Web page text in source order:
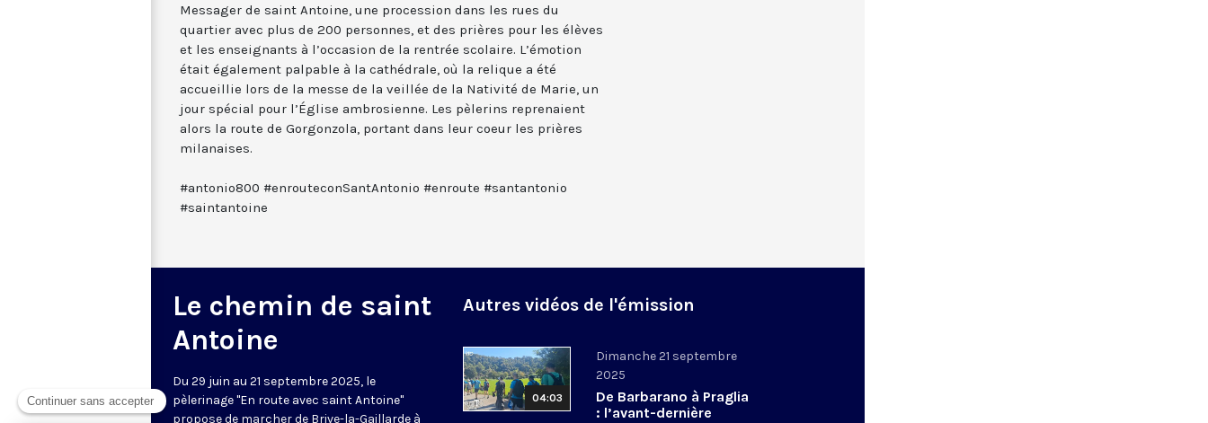
Messager de saint Antoine, une procession dans les rues du
quartier avec plus de 200 personnes, et des prières pour les élèves
et les enseignants à l’occasion de la rentrée scolaire. L’émotion
était également palpable à la cathédrale, où la relique a été
accueillie lors de la messe de la veillée de la Nativité de Marie, un
jour spécial pour l’Église ambrosienne. Les pèlerins reprenaient
alors la route de Gorgonzola, portant dans leur coeur les prières
milanaises.
#antonio800 #enrouteconSantAntonio #enroute #santantonio
#saintantoine
Le chemin de saint
Antoine
Du 29 juin au 21 septembre 2025, le
pèlerinage "En route avec saint Antoine"
propose de marcher de Brive-la-Gaillarde à
Autres vidéos de l'émission
04:03
Dimanche 21 septembre
2025
De Barbarano à Praglia
: l’avant-dernière